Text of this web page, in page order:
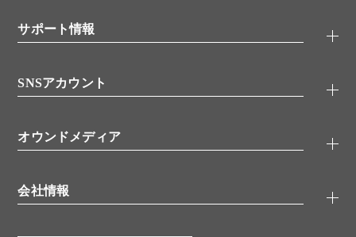
シグナル伝達
糖類／レクチン
分子生物
バイオメディカル(環境・食品)
機器・消耗品
代理店
サポート情報
アプリケーションノート
書類ダウンロード
SNSアカウント
YouTube
オウンドメディア
会社情報